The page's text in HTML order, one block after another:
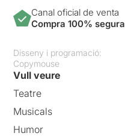
Canal oficial de venta
Compra 100% segura
Disseny i programació:
Copymouse
Vull veure
Teatre
Musicals
Humor